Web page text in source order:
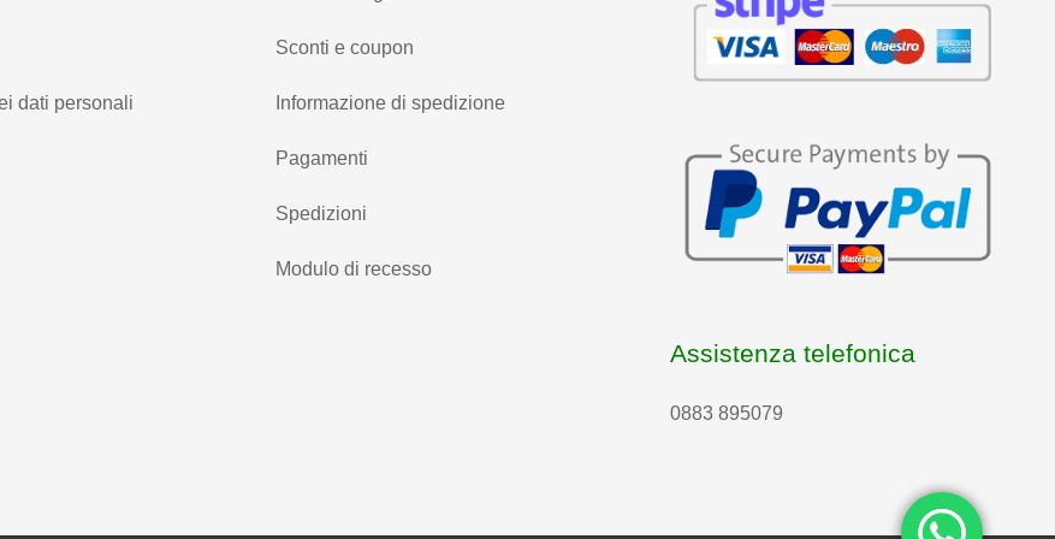
dati personali
Sconti e coupon
Informazione di spedizione
Pagamenti
Spedizioni
Modulo di recesso
Assistenza telefonica
0883 895079